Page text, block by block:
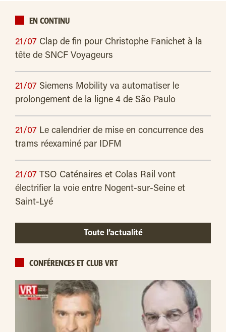
EN CONTINU
21/07 Clap de fin pour Christophe Fanichet à la
tête de SNCF Voyageurs
21/07 Siemens Mobility va automatiser le
prolongement de la ligne 4 de São Paulo
21/07 Le calendrier de mise en concurrence des
trams réexaminé par IDFM
21/07 TSO Caténaires et Colas Rail vont
électrifier la voie entre Nogent-sur-Seine et
Saint-Lyé
Toute l’actualité
CONFÉRENCES ET CLUB VRT